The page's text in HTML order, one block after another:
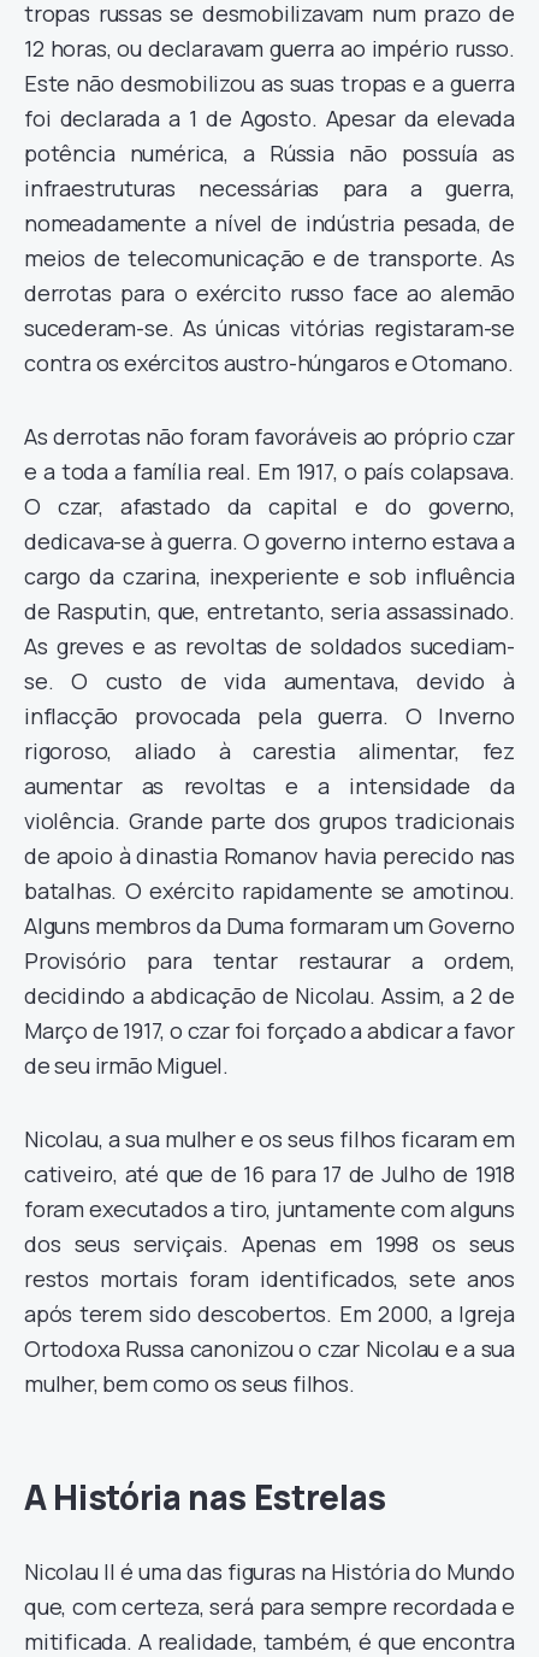
tropas russas se desmobilizavam num prazo de
12 horas, ou declaravam guerra ao império russo.
Este não desmobilizou as suas tropas e a guerra
foi declarada a 1 de Agosto. Apesar da elevada
potência numérica, a Rússia não possuía as
infraestruturas necessárias para a guerra,
nomeadamente a nível de indústria pesada, de
meios de telecomunicação e de transporte. As
derrotas para o exército russo face ao alemão
sucederam-se. As únicas vitórias registaram-se
contra os exércitos austro-húngaros e Otomano.
As derrotas não foram favoráveis ao próprio czar
e a toda a família real. Em 1917, o país colapsava.
O czar, afastado da capital e do governo,
dedicava-se à guerra. O governo interno estava a
cargo da czarina, inexperiente e sob influência
de Rasputin, que, entretanto, seria assassinado.
As greves e as revoltas de soldados sucediam-
se. O custo de vida aumentava, devido à
inflacção provocada pela guerra. O Inverno
rigoroso, aliado à carestia alimentar, fez
aumentar as revoltas e a intensidade da
violência. Grande parte dos grupos tradicionais
de apoio à dinastia Romanov havia perecido nas
batalhas. O exército rapidamente se amotinou.
Alguns membros da Duma formaram um Governo
Provisório para tentar restaurar a ordem,
decidindo a abdicação de Nicolau. Assim, a 2 de
Março de 1917, o czar foi forçado a abdicar a favor
de seu irmão Miguel.
Nicolau, a sua mulher e os seus filhos ficaram em
cativeiro, até que de 16 para 17 de Julho de 1918
foram executados a tiro, juntamente com alguns
dos seus serviçais. Apenas em 1998 os seus
restos mortais foram identificados, sete anos
após terem sido descobertos. Em 2000, a Igreja
Ortodoxa Russa canonizou o czar Nicolau e a sua
mulher, bem como os seus filhos.
A História nas Estrelas
Nicolau II é uma das figuras na História do Mundo
que, com certeza, será para sempre recordada e
mitificada. A realidade, também, é que encontra